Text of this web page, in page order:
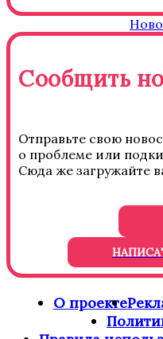
Сообщить
Отправьте свою
о проблеме или
Сюда же загружайте
О проекте